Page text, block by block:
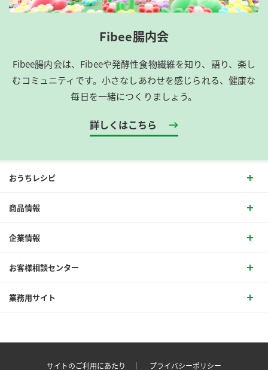
Fibee腸内会
Fibee腸内会は、​Fibeeや発酵性食物繊維を知り、語り、楽し
むコミュニティです。​小さなしあわせを感じられる、健康な
毎日を一緒につくりましょう。
詳しくはこちら
おうちレシピ
商品情報
企業情報
お客様相談センター
業務用サイト
サイトのご利用にあたり ｜ プライバシーポリシー